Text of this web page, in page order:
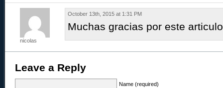
nicolas
October 13th, 2015 at 1:31 PM
Muchas gracias por este
Leave a Reply
Name (required)